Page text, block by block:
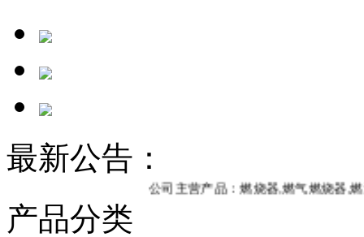
最新公告：
公司主营产品：燃烧器,燃气燃烧器,燃
产品分类